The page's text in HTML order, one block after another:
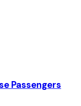
Passengers